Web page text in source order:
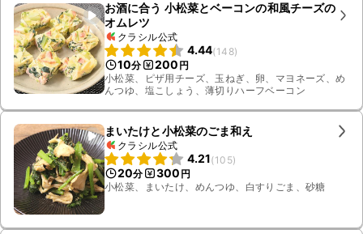
お酒に合う 小松菜とベーコンの和風チーズの
オムレツ
クラシル公式
4.44(148)
10分 200 円
小松菜、ピザ用チーズ、玉ねぎ、卵、マヨネーズ、め
んつゆ、塩こしょう、薄切りハーフベーコン
まいたけと小松菜のごま和え
クラシル公式
4.21(105)
20分 300 円
小松菜、まいたけ、めんつゆ、白すりごま、砂糖